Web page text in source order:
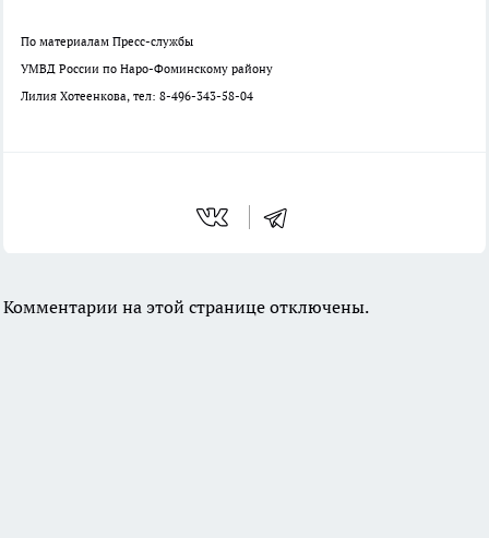
По материалам Пресс-службы
УМВД России по Наро-Фоминскому району
Лилия Хотеенкова, тел: 8-496-343-58-04
Комментарии на этой странице отключены.